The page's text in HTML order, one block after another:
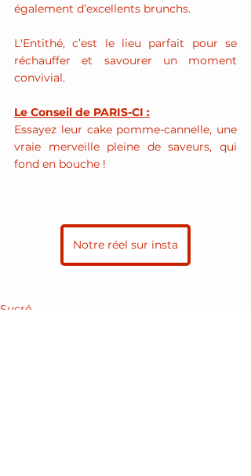
également d’excellents brunchs.
L'Entithé, c’est le lieu parfait pour se
réchauffer et savourer un moment
convivial.
Le Conseil de PARIS-CI :
Essayez leur cake pomme-cannelle, une
vraie merveille pleine de saveurs, qui
fond en bouche !
Notre réel sur insta
Sucré